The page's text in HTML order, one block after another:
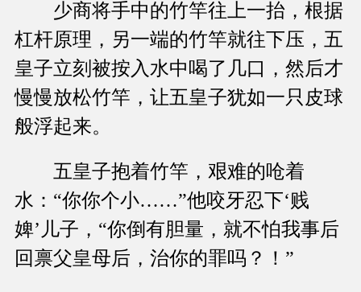
少商将手中的竹竿往上一抬，根据
杠杆原理，另一端的竹竿就往下压，五
皇子立刻被按入水中喝了几口，然后才
慢慢放松竹竿，让五皇子犹如一只皮球
般浮起来。
五皇子抱着竹竿，艰难的呛着
水：“你你个小……”他咬牙忍下‘贱
婢’儿子，“你倒有胆量，就不怕我事后
回禀父皇母后，治你的罪吗？！”